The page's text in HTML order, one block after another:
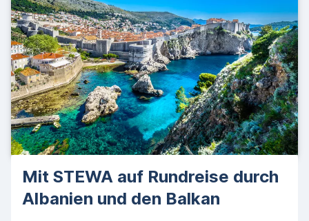
Mit STEWA auf Rundreise durch
Albanien und den Balkan